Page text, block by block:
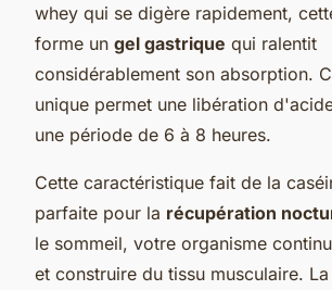
whey qui se digère rapidement,
forme un gel gastrique qui ralentit
considérablement son absorption.
unique permet une libération
une période de 6 à 8 heures.
Cette caractéristique fait de la
parfaite pour la récupération
le sommeil, votre organisme
et construire du tissu musculaire.